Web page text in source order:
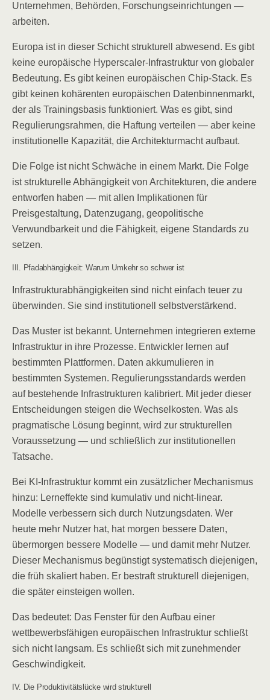
Unternehmen, Behörden, Forschungseinrichtungen —
arbeiten.
Europa ist in dieser Schicht strukturell abwesend. Es gibt
keine europäische Hyperscaler-Infrastruktur von globaler
Bedeutung. Es gibt keinen europäischen Chip-Stack. Es
gibt keinen kohärenten europäischen Datenbinnenmarkt,
der als Trainingsbasis funktioniert. Was es gibt, sind
Regulierungsrahmen, die Haftung verteilen — aber keine
institutionelle Kapazität, die Architekturmacht aufbaut.
Die Folge ist nicht Schwäche in einem Markt. Die Folge
ist strukturelle Abhängigkeit von Architekturen, die andere
entworfen haben — mit allen Implikationen für
Preisgestaltung, Datenzugang, geopolitische
Verwundbarkeit und die Fähigkeit, eigene Standards zu
setzen.
III. Pfadabhängigkeit: Warum Umkehr so schwer ist
Infrastrukturabhängigkeiten sind nicht einfach teuer zu
überwinden. Sie sind institutionell selbstverstärkend.
Das Muster ist bekannt. Unternehmen integrieren externe
Infrastruktur in ihre Prozesse. Entwickler lernen auf
bestimmten Plattformen. Daten akkumulieren in
bestimmten Systemen. Regulierungsstandards werden
auf bestehende Infrastrukturen kalibriert. Mit jeder dieser
Entscheidungen steigen die Wechselkosten. Was als
pragmatische Lösung beginnt, wird zur strukturellen
Voraussetzung — und schließlich zur institutionellen
Tatsache.
Bei KI-Infrastruktur kommt ein zusätzlicher Mechanismus
hinzu: Lerneffekte sind kumulativ und nicht-linear.
Modelle verbessern sich durch Nutzungsdaten. Wer
heute mehr Nutzer hat, hat morgen bessere Daten,
übermorgen bessere Modelle — und damit mehr Nutzer.
Dieser Mechanismus begünstigt systematisch diejenigen,
die früh skaliert haben. Er bestraft strukturell diejenigen,
die später einsteigen wollen.
Das bedeutet: Das Fenster für den Aufbau einer
wettbewerbsfähigen europäischen Infrastruktur schließt
sich nicht langsam. Es schließt sich mit zunehmender
Geschwindigkeit.
IV. Die Produktivitätslücke wird strukturell